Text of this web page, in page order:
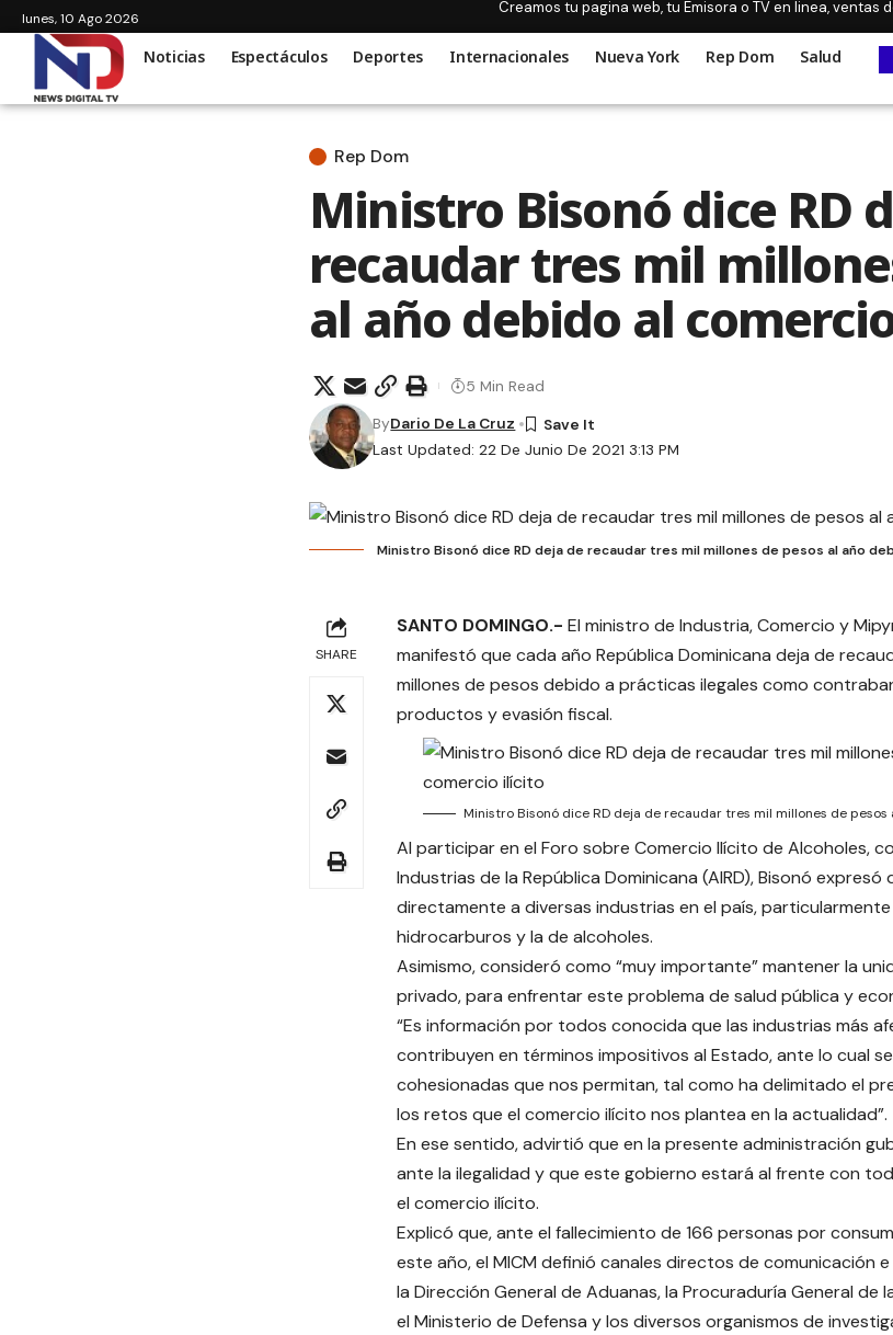
lunes, 10 Ago 2026
Creamos tu pagina web, tu Emisora o TV en linea, ventas
Noticias Espectáculos Deportes Internacionales Nueva York Rep Dom Salud
Rep Dom
Ministro Bisonó dice RD
recaudar tres mil
al año debido al
Last Updated: 22 De Junio De 2021 3:13 PM
ByDario De La Cruz
5 Min Read
Ministro Bisonó dice RD deja de recaudar tres mil millones de pesos al año
SHARE
SANTO DOMINGO.- El ministro de Industria, Comercio y
manifestó que cada año República Dominicana deja de
millones de pesos debido a prácticas ilegales como
productos y evasión fiscal.
Ministro Bisonó dice RD deja de recaudar tres mil millones de
Al participar en el Foro sobre Comercio Ilícito de Alcoholes,
Industrias de la República Dominicana (AIRD), Bisonó
directamente a diversas industrias en el país,
hidrocarburos y la de alcoholes.
Asimismo, consideró como “muy importante” mantener la
privado, para enfrentar este problema de salud pública y
“Es información por todos conocida que las industrias más
contribuyen en términos impositivos al Estado, ante lo cual
cohesionadas que nos permitan, tal como ha delimitado el
los retos que el comercio ilícito nos plantea en la actualidad”.
En ese sentido, advirtió que en la presente administración
ante la ilegalidad y que este gobierno estará al frente con
el comercio ilícito.
Explicó que, ante el fallecimiento de 166 personas por
este año, el MICM definió canales directos de comunicación
la Dirección General de Aduanas, la Procuraduría General de
el Ministerio de Defensa y los diversos organismos de